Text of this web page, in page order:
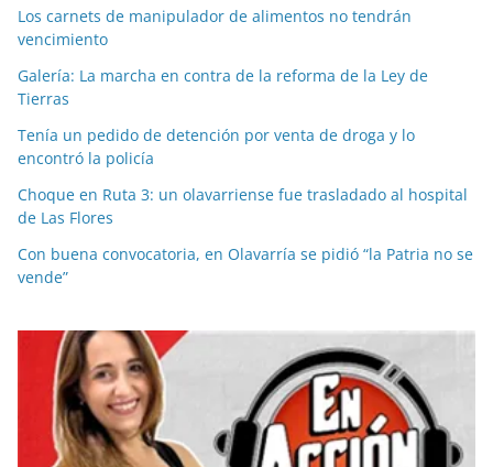
Los carnets de manipulador de alimentos no tendrán
vencimiento
Galería: La marcha en contra de la reforma de la Ley de
Tierras
Tenía un pedido de detención por venta de droga y lo
encontró la policía
Choque en Ruta 3: un olavarriense fue trasladado al hospital
de Las Flores
Con buena convocatoria, en Olavarría se pidió “la Patria no se
vende”